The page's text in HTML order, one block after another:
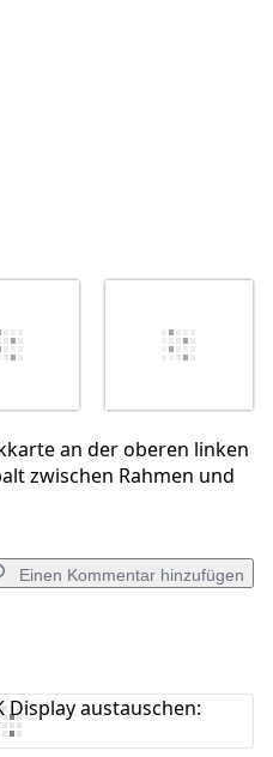
an der oberen linken
zwischen Rahmen und
Einen Kommentar hinzufügen